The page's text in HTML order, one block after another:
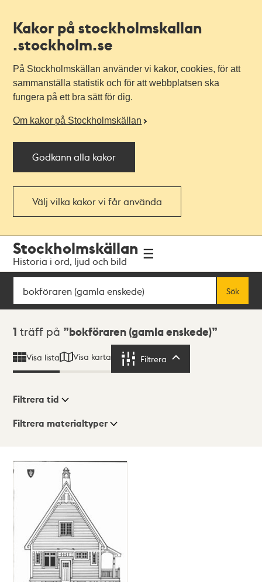
Kakor på stockholmskallan
.stockholm.se
På Stockholmskällan använder vi kakor, cookies, för att
sammanställa statistik och för att webbplatsen ska
fungera på ett bra sätt för dig.
Om kakor på Stockholmskällan
Godkänn alla kakor
Välj vilka kakor vi får använda
navigationen
huvudinnehållet
Stockholmskällan
Historia i ord, ljud och bild
Sök
Sök
Sökresultat
1 träff på bokföraren (gamla enskede)
Visa lista Visa karta Filtrera
Visningsläge
ListaKarta
Filtrera tid
Filtrera materialtyper
träffar